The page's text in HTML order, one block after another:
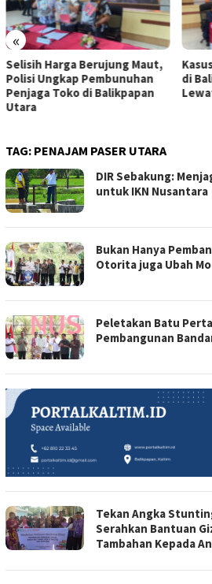
«
Kasus Pengeroyokan Remaja
di Balikpapan Diselesaikan
Lewat Restorative Justice
TAG: PENAJAM PASER UTARA
DIR Sebakung:
untuk IKN Nusantara
Bukan Hanya
Otorita juga Ubah
Peletakan Batu
Pembangunan
Tekan Angka
Serahkan Bantuan
Tambahan Kepada